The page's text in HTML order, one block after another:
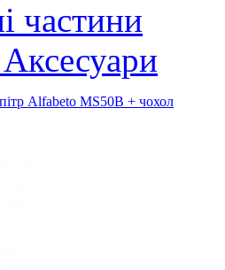
частини
Alfabeto MS50B + чохол